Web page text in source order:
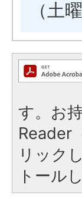
（土
す。お
Reader
リック
トール